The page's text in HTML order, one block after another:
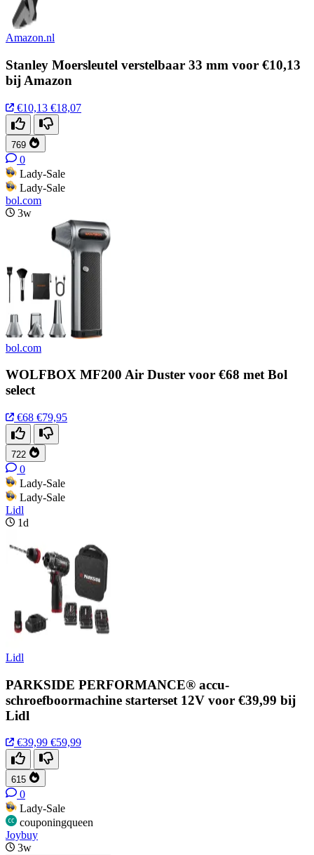
Amazon.nl
Stanley Moersleutel verstelbaar 33 mm voor €10,13
bij Amazon
€10,13 €18,07
769
0
Lady-Sale
Lady-Sale
bol.com
3w
bol.com
WOLFBOX MF200 Air Duster voor €68 met Bol
select
€68 €79,95
722
0
Lady-Sale
Lady-Sale
Lidl
1d
Lidl
PARKSIDE PERFORMANCE® accu-
schroefboormachine starterset 12V voor €39,99 bij
Lidl
€39,99 €59,99
615
0
Lady-Sale
couponingqueen
Joybuy
3w